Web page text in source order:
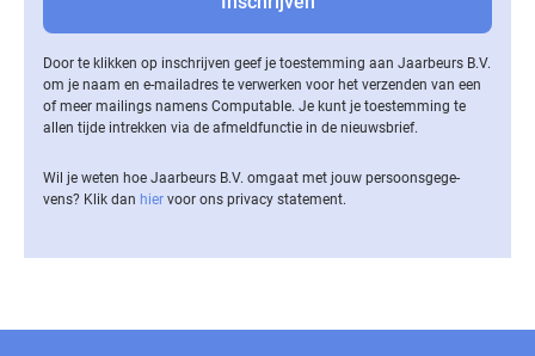
Door te klikken op inschrijven geef je toestemming aan Jaarbeurs B.V.
om je naam en e-mailadres te verwerken voor het verzenden van een
of meer mailings namens Computable. Je kunt je toestemming te
allen tijde intrekken via de af­meld­func­tie in de nieuwsbrief.
Wil je weten hoe Jaarbeurs B.V. omgaat met jouw per­soons­ge­ge­
vens? Klik dan hier voor ons privacy statement.